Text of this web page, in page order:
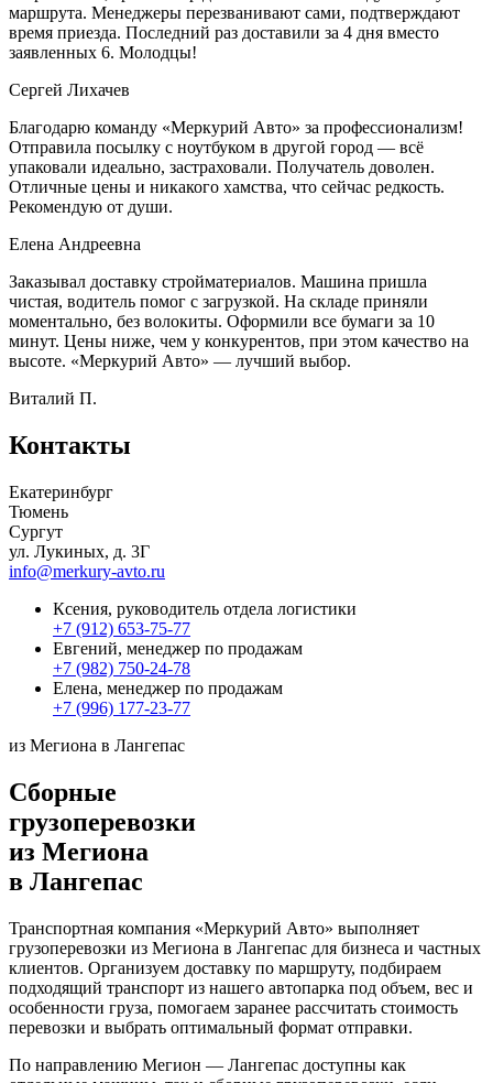
маршрута. Менеджеры перезванивают сами, подтверждают
время приезда. Последний раз доставили за 4 дня вместо
заявленных 6. Молодцы!
Сергей Лихачев
Благодарю команду «Меркурий Авто» за профессионализм!
Отправила посылку с ноутбуком в другой город — всё
упаковали идеально, застраховали. Получатель доволен.
Отличные цены и никакого хамства, что сейчас редкость.
Рекомендую от души.
Елена Андреевна
Заказывал доставку стройматериалов. Машина пришла
чистая, водитель помог с загрузкой. На складе приняли
моментально, без волокиты. Оформили все бумаги за 10
минут. Цены ниже, чем у конкурентов, при этом качество на
высоте. «Меркурий Авто» — лучший выбор.
Виталий П.
Контакты
Екатеринбург
Тюмень
Сургут
ул. Лукиных, д. 3Г
info@merkury-avto.ru
Ксения, руководитель отдела логистики
+7 (912) 653-75-77
Евгений, менеджер по продажам
+7 (982) 750-24-78
Елена, менеджер по продажам
+7 (996) 177-23-77
из Мегиона в Лангепас
Сборные
грузоперевозки
из Мегиона
в Лангепас
Транспортная компания «Меркурий Авто» выполняет
грузоперевозки из Мегиона в Лангепас для бизнеса и частных
клиентов. Организуем доставку по маршруту, подбираем
подходящий транспорт из нашего автопарка под объем, вес и
особенности груза, помогаем заранее рассчитать стоимость
перевозки и выбрать оптимальный формат отправки.
По направлению Мегион — Лангепас доступны как